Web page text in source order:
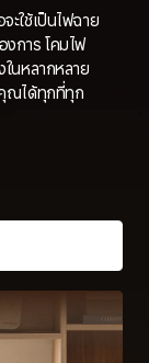
ใช้เป็นไฟฉาย
การ โคมไฟ
นหลากหลาย
ณได้ทุกที่ทุก